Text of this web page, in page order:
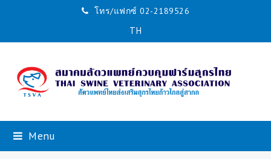
โทร/แฟกซ์ 02-2189526
TH
Menu